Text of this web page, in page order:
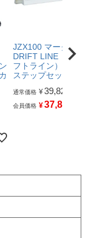
JZX100 マーク2
DRIFT LINE（ドリ
フトライン） サイ
ステップセット
通常価格 ¥39,820
会員価格 ¥37,829